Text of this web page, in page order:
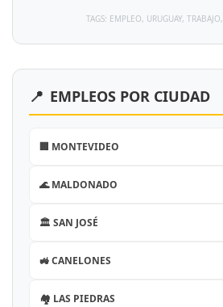
TAGS: EMPLEO, URUGUAY,
📍 EMPLEOS POR CIUDAD
🏢 MONTEVIDEO
🌊 MALDONADO
🏛️ SAN JOSÉ
🚜 CANELONES
🏘️ LAS PIEDRAS